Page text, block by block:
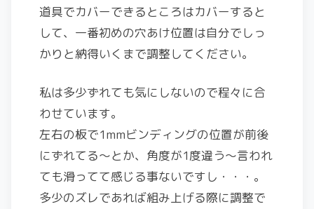
道具でカバーできるところはカバーすると
して、一番初めの穴あけ位置は自分でしっ
かりと納得いくまで調整してください。
私は多少ずれても気にしないので程々に合
わせています。
左右の板で1mmビンディングの位置が前後
にずれてる～とか、角度が1度違う～言われ
ても滑ってて感じる事ないですし・・・。
多少のズレであれば組み上げる際に調整で